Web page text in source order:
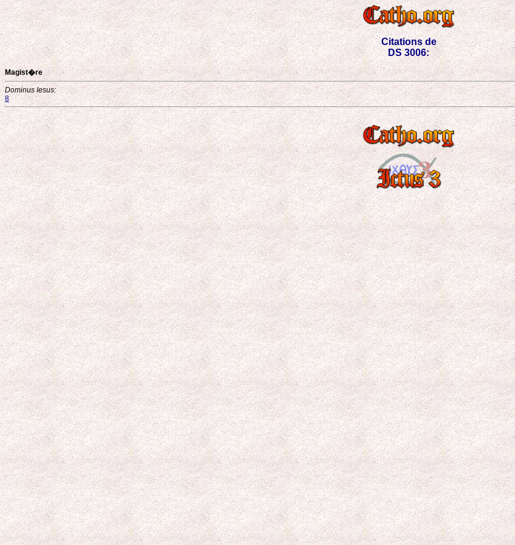
Citations de
DS 3006:
Magist�re
Dominus Iesus:
8